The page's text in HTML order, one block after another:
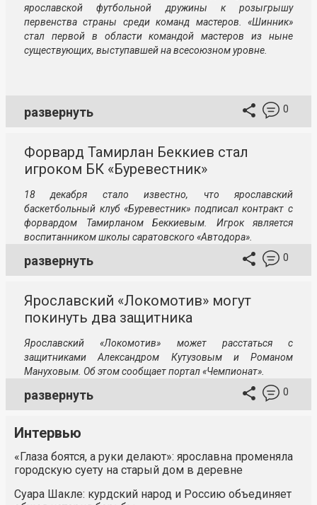
ярославской футбольной дружины к розыгрышу
первенства страны среди команд мастеров. «Шинник»
стал первой в области командой мастеров из ныне
существующих, выступавшей на всесоюзном уровне.
развернуть 0
Форвард Тамирлан Беккиев стал
игроком БК «Буревестник»
18 декабря стало известно, что ярославский
баскетбольный клуб «Буревестник» подписал контракт с
форвардом Тамирланом Беккиевым. Игрок является
воспитанником школы саратовского «Автодора».
развернуть 0
Ярославский «Локомотив» могут
покинуть два защитника
Ярославский «Локомотив» может расстаться с
защитниками Александром Кутузовым и Романом
Мануховым. Об этом сообщает портал «Чемпионат».
развернуть 0
Интервью
«Глаза боятся, а руки делают»: ярославна променяла
городскую суету на старый дом в деревне
Суара Шакле: курдский народ и Россию объединяет